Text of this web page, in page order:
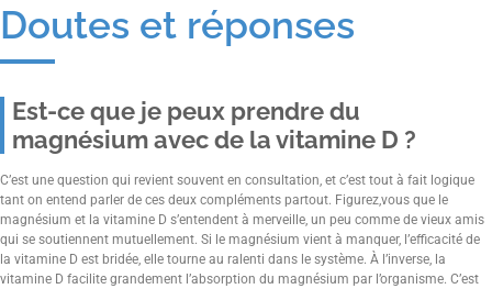
Doutes et réponses
Est-ce que je peux prendre du
magnésium avec de la vitamine D ?
C’est une question qui revient souvent en consultation, et c’est tout à fait logique
tant on entend parler de ces deux compléments partout. Figurez,vous que le
magnésium et la vitamine D s’entendent à merveille, un peu comme de vieux amis
qui se soutiennent mutuellement. Si le magnésium vient à manquer, l’efficacité de
la vitamine D est bridée, elle tourne au ralenti dans le système. À l’inverse, la
vitamine D facilite grandement l’absorption du magnésium par l’organisme. C’est